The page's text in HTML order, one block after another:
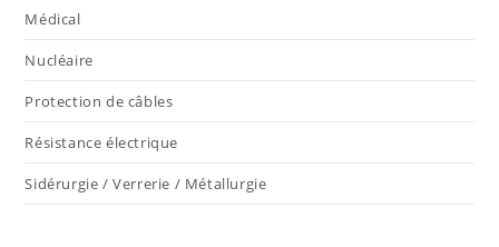
Médical
Nucléaire
Protection de câbles
Résistance électrique
Sidérurgie / Verrerie / Métallurgie